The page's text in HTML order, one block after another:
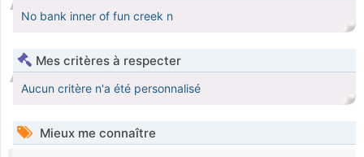
No bank inner of fun creek n
Mes critères à respecter
Aucun critère n'a été personnalisé
Mieux me connaître